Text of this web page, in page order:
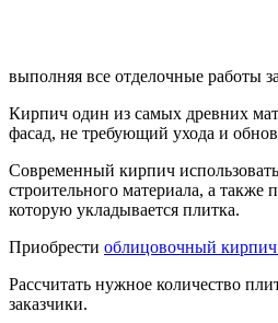
выполняя все отделочные работы
Кирпич один из самых древних
фасад, не требующий ухода и
Современный кирпич
строительного материала, а
которую укладывается плитка.
Приобрести облицовочный кирпич
Рассчитать нужное количество
заказчики.